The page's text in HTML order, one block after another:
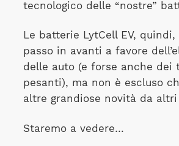
tecnologico delle “nostre”
Le batterie LytCell EV, quindi,
passo in avanti a favore
delle auto (e forse anche dei
pesanti), ma non è escluso
altre grandiose novità da
Staremo a vedere…